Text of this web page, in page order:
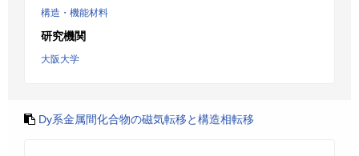
構造・機能材料
研究機関
大阪大学
Dy系金属間化合物の磁気転移と構造相転移